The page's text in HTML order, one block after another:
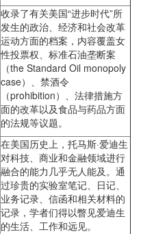
收录了有关美国“进步时代”所
发生的政治、经济和社会改革
运动方面的档案，内容覆盖女
性投票权、标准石油垄断案
（the Standard Oil monopoly
case）、禁酒令
（prohibition）、法律措施方
面的改革以及食品与药品方面
的法规等议题。
在美国历史上，托马斯·爱迪生
对科技、商业和金融领域进行
融合的能力几乎无人能及。通
过珍贵的实验室笔记、日记、
业务记录、信函和相关材料的
记录，学者们得以瞥见爱迪生
的生活、工作和远见。